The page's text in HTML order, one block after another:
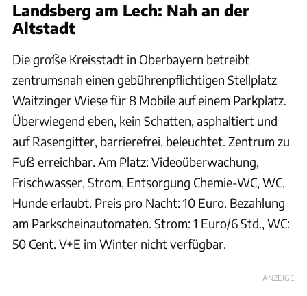
Landsberg am Lech: Nah an der
Altstadt
Die große Kreisstadt in Oberbayern betreibt
zentrumsnah einen gebührenpflichtigen Stellplatz
Waitzinger Wiese für 8 Mobile auf einem Parkplatz.
Überwiegend eben, kein Schatten, asphaltiert und
auf Rasengitter, barrierefrei, beleuchtet. Zentrum zu
Fuß erreichbar. Am Platz: Videoüberwachung,
Frischwasser, Strom, Entsorgung Chemie-WC, WC,
Hunde erlaubt. Preis pro Nacht: 10 Euro. Bezahlung
am Parkscheinautomaten. Strom: 1 Euro/6 Std., WC:
50 Cent. V+E im Winter nicht verfügbar.
ANZEIGE